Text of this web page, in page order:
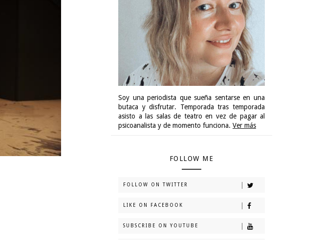
Soy una periodista que sueña sentarse en una
butaca y disfrutar. Temporada tras temporada
asisto a las salas de teatro en vez de pagar al
psicoanalista y de momento funciona. Ver más
FOLLOW ME
FOLLOW ON TWITTER
LIKE ON FACEBOOK
SUBSCRIBE ON YOUTUBE